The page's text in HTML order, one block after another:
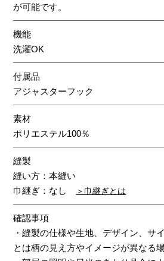
が可能です。
機能
洗濯OK
付属品
アジャスターフック
素材
ポリエステル100％
縫製
縫い方：本縫い
巾継ぎ：なし
＞巾継ぎとは
確認事項
・縫製の仕様や生地、デザイン、サ
とは柄の見え方やイメージが異なる